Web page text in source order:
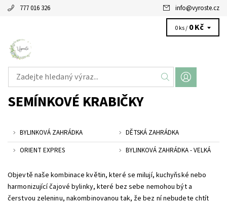
777 016 326 info@vyroste.cz
0 ks / 0 Kč
SEMÍNKOVÉ KRABIČKY
BYLINKOVÁ ZAHRÁDKA
DĚTSKÁ ZAHRÁDKA
ORIENT EXPRES
BYLINKOVÁ ZAHRÁDKA - VELKÁ
Objevtě naše kombinace květin, které se milují, kuchyňské nebo
harmonizující čajové bylinky, které bez sebe nemohou být a
čerstvou zeleninu, nakombinovanou tak, že bez ní nebudete chtít